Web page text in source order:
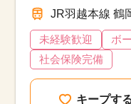
JR羽越本線 鶴
未経験歓迎
ボ
社会保険完備
キープす